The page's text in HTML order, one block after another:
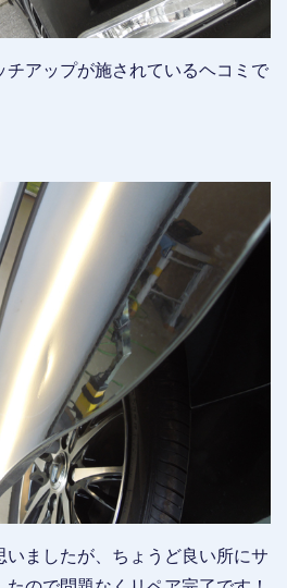
チアップが施されているヘコミで
いましたが、ちょうど良い所にサ